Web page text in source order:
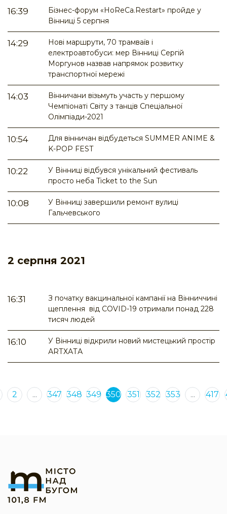
16:39
Бізнес-форум «HoReCa.Restart» пройде у
Вінниці 5 серпня
14:29
Нові маршрути, 70 трамваїв і
електроавтобуси: мер Вінниці Сергій
Моргунов назвав напрямок розвитку
транспортної мережі
14:03
Вінничани візьмуть участь у першому
Чемпіонаті Світу з танців Спеціальної
Олімпіади-2021
10:54
Для вінничан відбудеться SUMMER ANIME &
K-POP FEST
10:22
У Вінниці відбувся унікальний фестиваль
просто неба Ticket to the Sun
10:08
У Вінниці завершили ремонт вулиці
Гальчевського
2 серпня 2021
16:31
З початку вакцинальної кампанії на Вінниччині
щеплення від COVID-19 отримали понад 228
тисяч людей
16:10
У Вінниці відкрили новий мистецький простір
АRТХАТА
2 ... 347 348 349 350 351 352 353 ... 417